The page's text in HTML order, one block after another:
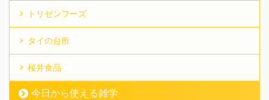
トリゼンフーズ
タイの台所
桜井食品
今日から使える雑学